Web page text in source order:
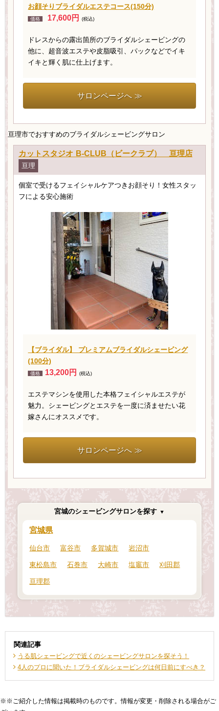
お顔そりブライダルエステコース(150分)
価格 17,600円 (税込)
ドレスからの露出箇所のブライダルシェービングの
他に、超音波エステや皮脂吸引、パックなどでイキ
イキと輝く肌に仕上げます。
サロンページへ ≫
亘理市でおすすめのブライダルシェービングサロン
カットスタジオ B-CLUB（ビークラブ） 亘理店
亘理
個室で受けるフェイシャルケアつきお顔そり！女性スタッ
フによる安心施術
【ブライダル】 プレミアムブライダルシェービング
(100分)
価格 13,200円 (税込)
エステマシンを使用した本格フェイシャルエステが
魅力。シェービングとエステを一度に済ませたい花
嫁さんにオススメです。
サロンページへ ≫
宮城のシェービングサロンを探す
宮城県
仙台市 富谷市 多賀城市 岩沼市
東松島市 石巻市 大崎市 塩竈市 刈田郡
亘理郡
関連記事
うる肌シェービングで近くのシェービングサロンを探そう！
4人のプロに聞いた！ブライダルシェービングは何日前にすべき？
※※ご紹介した情報は掲載時のものです。情報が変更・削除される場合がご